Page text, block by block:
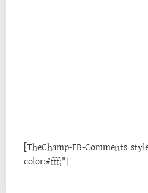
[TheChamp-FB-Comments
color:#fff;"]